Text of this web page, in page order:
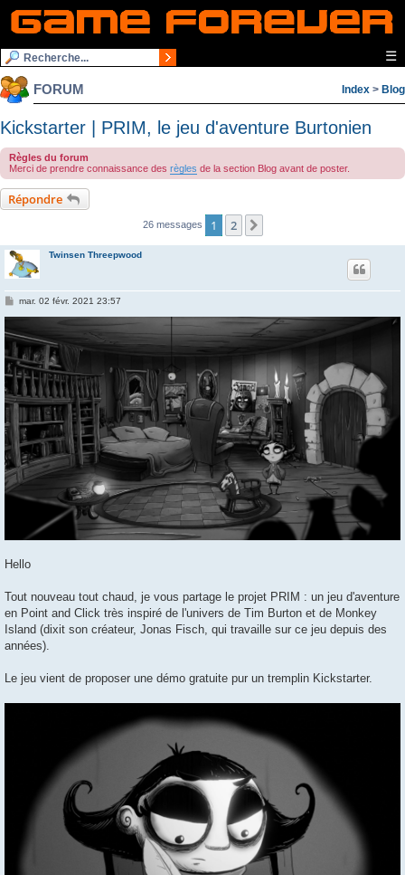
☰
FORUM Index > Blog
Kickstarter | PRIM, le jeu d'aventure Burtonien
Règles du forum
Merci de prendre connaissance des règles de la section Blog avant de poster.
Répondre
26 messages 1 2
Twinsen Threepwood
M
s
a
g
e
mar. 02 févr. 2021 23:57
Hello
Tout nouveau tout chaud, je vous partage le projet PRIM : un jeu d'aventure
en Point and Click très inspiré de l'univers de Tim Burton et de Monkey
Island (dixit son créateur, Jonas Fisch, qui travaille sur ce jeu depuis des
années).
Le jeu vient de proposer une démo gratuite pur un tremplin Kickstarter.